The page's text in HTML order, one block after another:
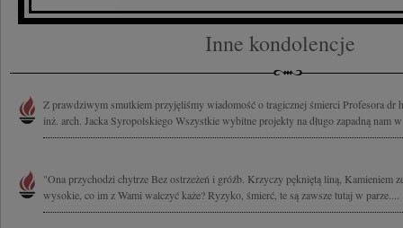
Inne kondolencje
Z prawdziwym smutkiem przyjęliśmy wiadomość o tragicznej śmierci Profesora dr
inż. arch. Jacka Syropolskiego Wszystkie wybitne projekty na długo zapadną nam
"Ona przychodzi chytrze Bez ostrzeżeń i gróźb. Krzyczy pękniętą liną, Kamieniem
wysokie, co im z Wami walczyć każe? Ryzyko, śmierć, te są zawsze tutaj w parze....